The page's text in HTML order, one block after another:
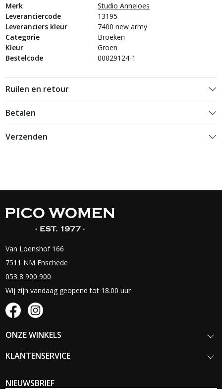
Merk
Studio Anneloes
Leveranciercode
13195
Leveranciers kleur
7400 new army
Categorie
Broeken
Kleur
Groen
Bestelcode
00029124-1
Ruilen en retour
Betalen
Verzenden
Van Loenshof 166
7511 NM Enschede
053 8 900 900
Wij zijn vandaag geopend tot 18.00 uur
ONZE WINKELS
KLANTENSERVICE
NIEUWSBRIEF